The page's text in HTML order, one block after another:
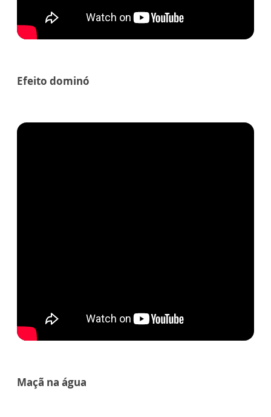
Efeito dominó
Maçã na água